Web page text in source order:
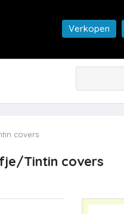
Verkopen
covers
Tintin covers